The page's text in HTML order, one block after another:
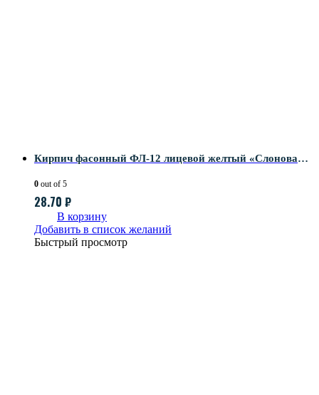
Кирпич фасонный ФЛ-12 лицевой желтый «Слоновая кость»
0 out of 5
28.70 ₽
В корзину
Добавить в список желаний
Быстрый просмотр